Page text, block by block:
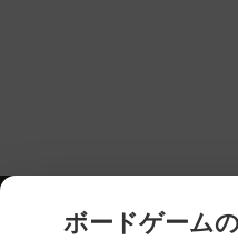
ボードゲーム